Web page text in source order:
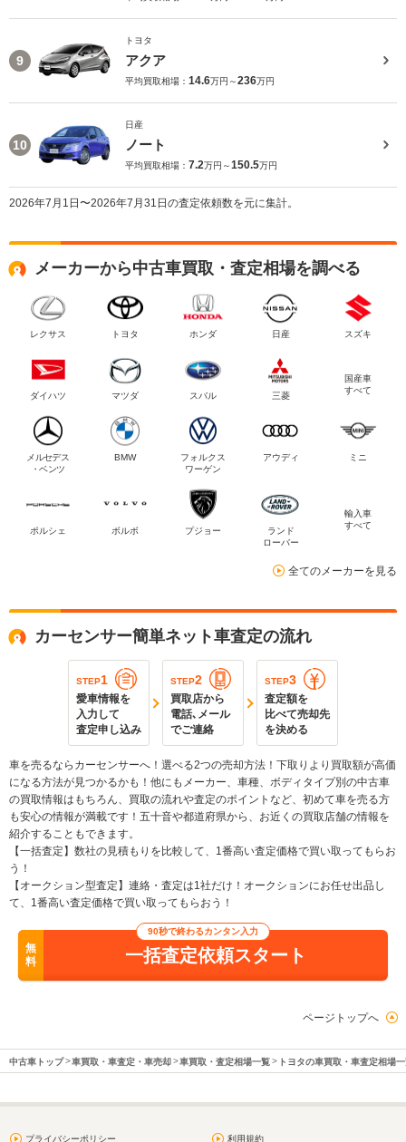
9
トヨタ
アクア
平均買取相場： 14.6万円～236万円
10
日産
ノート
平均買取相場： 7.2万円～150.5万円
2026年7月1日〜2026年7月31日の査定依頼数を元に集計。
メーカーから中古車買取・査定相場を調べる
レクサス トヨタ ホンダ 日産 スズキ
ダイハツ マツダ スバル 三菱
国産車
すべて
メルセデス
・ベンツ
BMW
フォルクス
ワーゲン
アウディ ミニ
ポルシェ ボルボ プジョー
ランド
ローバー
輸入車
すべて
全てのメーカーを見る
カーセンサー簡単ネット車査定の流れ
STEP1
愛車情報を
入力して
査定申し込み
STEP2
買取店から
電話､メール
でご連絡
STEP3
査定額を
比べて売却先
を決める
車を売るならカーセンサーへ！選べる2つの売却方法！下取りより買取額が高価
になる方法が見つかるかも！他にもメーカー、車種、ボディタイプ別の中古車
の買取情報はもちろん、買取の流れや査定のポイントなど、初めて車を売る方
も安心の情報が満載です！五十音や都道府県から、お近くの買取店舗の情報を
紹介することもできます。
【一括査定】数社の見積もりを比較して、1番高い査定価格で買い取ってもらお
う！
【オークション型査定】連絡・査定は1社だけ！オークションにお任せ出品し
て、1番高い査定価格で買い取ってもらおう！
無
料
90秒で終わるカンタン入力
一括査定依頼スタート
ページトップへ
中古車トップ 車買取・車査定・車売却 車買取・査定相場一覧 トヨタの車買取・車査定相場
プライバシーポリシー 利用規約